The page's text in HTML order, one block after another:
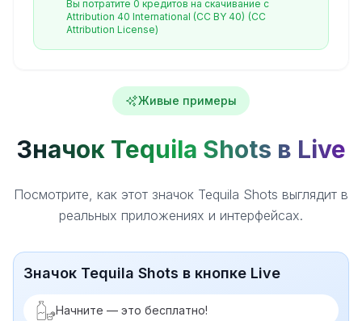
Вы потратите 0 кредитов на скачивание с
Attribution 40 International (CC BY 40) (CC
Attribution License)
Живые примеры
Значок Tequila Shots в Live
Посмотрите, как этот значок Tequila Shots выглядит в
реальных приложениях и интерфейсах.
Значок Tequila Shots в кнопке Live
Начните — это бесплатно!